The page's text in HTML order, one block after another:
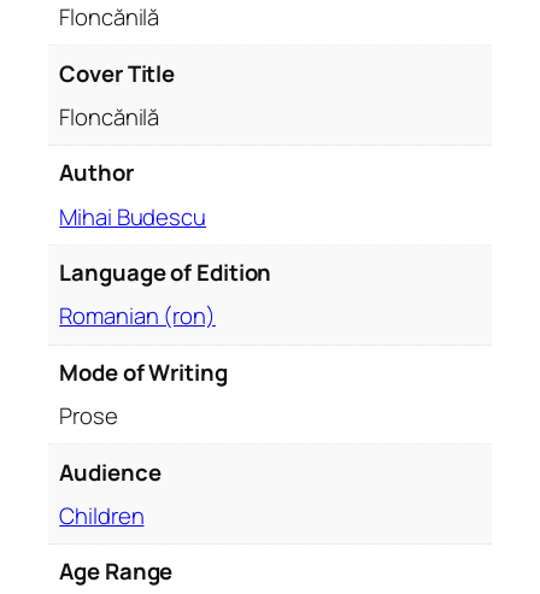
r
u
p
t
Floncănilă
Cover Title
Floncănilă
Author
Mihai Budescu
Language of Edition
Romanian (ron)
Mode of Writing
Prose
Audience
Children
Age Range